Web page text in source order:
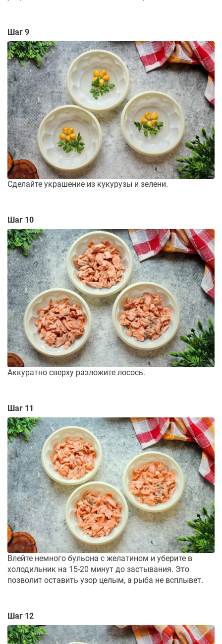
Шаг 9
Сделайте украшение из кукурузы и зелени.
Шаг 10
Аккуратно сверху разложите лосось.
Шаг 11
Влейте немного бульона с желатином и уберите в
холодильник на 15-20 минут до застывания. Это
позволит оставить узор целым, а рыба не всплывет.
Шаг 12